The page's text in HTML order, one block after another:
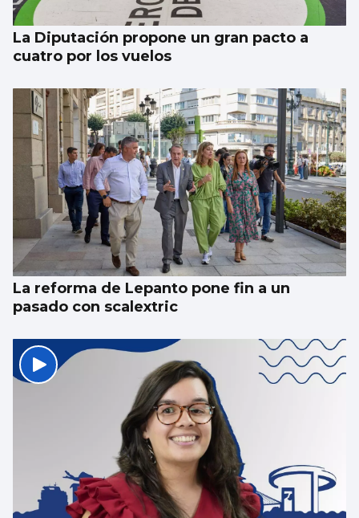
La Diputación propone un gran pacto a
cuatro por los vuelos
La reforma de Lepanto pone fin a un
pasado con scalextric